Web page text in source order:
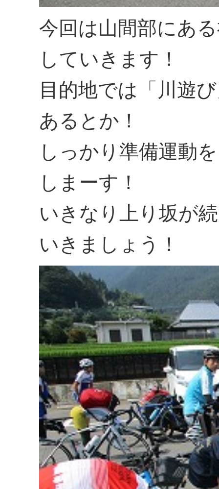
今回は山間部にあ
していきます！
目的地では「川遊
あるとか！
しっかり準備運動
しまーす！
いきなり上り坂が
いきましょう！